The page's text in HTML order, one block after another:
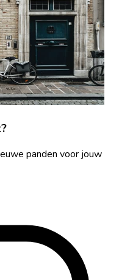
panden voor jouw